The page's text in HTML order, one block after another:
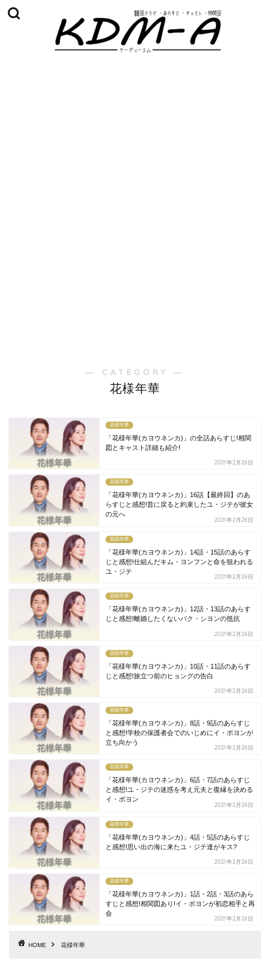
― CATEGORY ―
花様年華
花様年華
「花様年華(カヨウネンカ)」の全話あらすじ!相関
図とキャスト詳細も紹介!
2021年2月26日
花様年華
「花様年華(カヨウネンカ)」16話【最終回】のあ
らすじと感想!昔に戻ると約束したユ・ジテが彼女
の元へ
2021年2月26日
花様年華
「花様年華(カヨウネンカ)」14話・15話のあらす
じと感想!仕組んだキム・ヨンフンと命を狙われる
ユ・ジテ
2021年2月26日
花様年華
「花様年華(カヨウネンカ)」12話・13話のあらす
じと感想!離婚したくないパク・シヨンの抵抗
2021年2月26日
花様年華
「花様年華(カヨウネンカ)」10話・11話のあらす
じと感想!旅立つ前のヒョングの告白
2021年2月26日
花様年華
「花様年華(カヨウネンカ)」8話・9話のあらすじ
と感想!学校の保護者会でのいじめにイ・ボヨンが
立ち向かう
2021年2月26日
花様年華
「花様年華(カヨウネンカ)」6話・7話のあらすじ
と感想!ユ・ジテの迷惑を考え元夫と復縁を決める
イ・ボヨン
2021年2月26日
花様年華
「花様年華(カヨウネンカ)」4話・5話のあらすじ
と感想!思い出の海に来たユ・ジテ達がキス?
2021年2月26日
花様年華
「花様年華(カヨウネンカ)」1話・2話・3話のあら
すじと感想!相関図あり!イ・ボヨンが初恋相手と再
会
2021年2月26日
HOME 花様年華